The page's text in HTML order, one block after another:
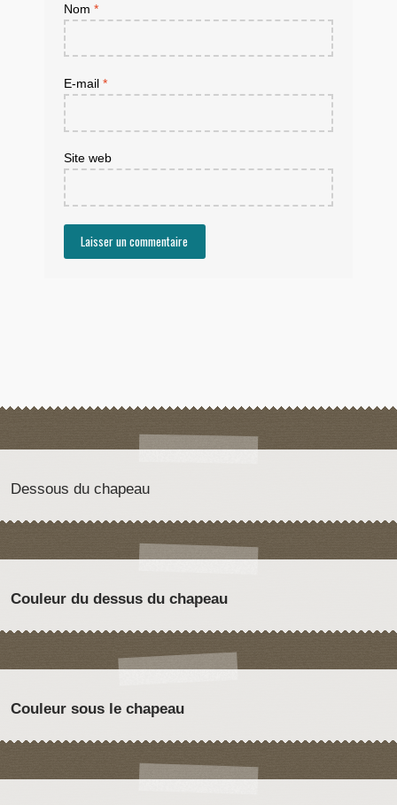
Nom *
E-mail *
Site web
Dessous du chapeau
Couleur du dessus du chapeau
Couleur sous le chapeau